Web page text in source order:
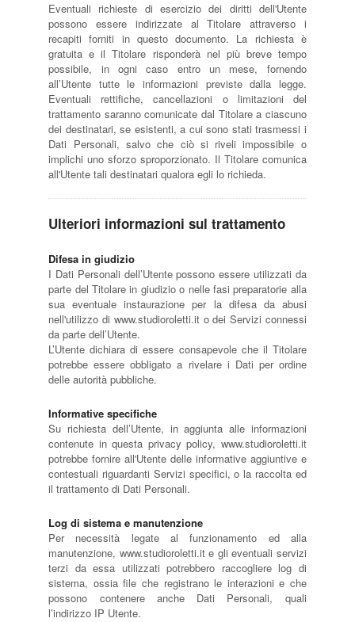
Eventuali richieste di esercizio dei diritti dell'Utente
possono essere indirizzate al Titolare attraverso i
recapiti forniti in questo documento. La richiesta è
gratuita e il Titolare risponderà nel più breve tempo
possibile, in ogni caso entro un mese, fornendo
all’Utente tutte le informazioni previste dalla legge.
Eventuali rettifiche, cancellazioni o limitazioni del
trattamento saranno comunicate dal Titolare a ciascuno
dei destinatari, se esistenti, a cui sono stati trasmessi i
Dati Personali, salvo che ciò si riveli impossibile o
implichi uno sforzo sproporzionato. Il Titolare comunica
all'Utente tali destinatari qualora egli lo richieda.
Ulteriori informazioni sul trattamento
Difesa in giudizio
I Dati Personali dell’Utente possono essere utilizzati da
parte del Titolare in giudizio o nelle fasi preparatorie alla
sua eventuale instaurazione per la difesa da abusi
nell'utilizzo di www.studioroletti.it o dei Servizi connessi
da parte dell’Utente.
L’Utente dichiara di essere consapevole che il Titolare
potrebbe essere obbligato a rivelare i Dati per ordine
delle autorità pubbliche.
Informative specifiche
Su richiesta dell’Utente, in aggiunta alle informazioni
contenute in questa privacy policy, www.studioroletti.it
potrebbe fornire all'Utente delle informative aggiuntive e
contestuali riguardanti Servizi specifici, o la raccolta ed
il trattamento di Dati Personali.
Log di sistema e manutenzione
Per necessità legate al funzionamento ed alla
manutenzione, www.studioroletti.it e gli eventuali servizi
terzi da essa utilizzati potrebbero raccogliere log di
sistema, ossia file che registrano le interazioni e che
possono contenere anche Dati Personali, quali
l’indirizzo IP Utente.